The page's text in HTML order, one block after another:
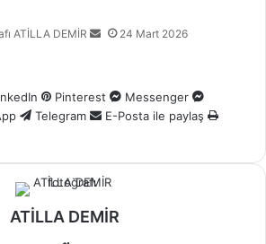
ATİLLA DEMİR
Bir
göndermek
24 Mart 2026
Pinterest
Messenger
Telegram
E-Posta ile paylaş
ATİLLA DEMİR